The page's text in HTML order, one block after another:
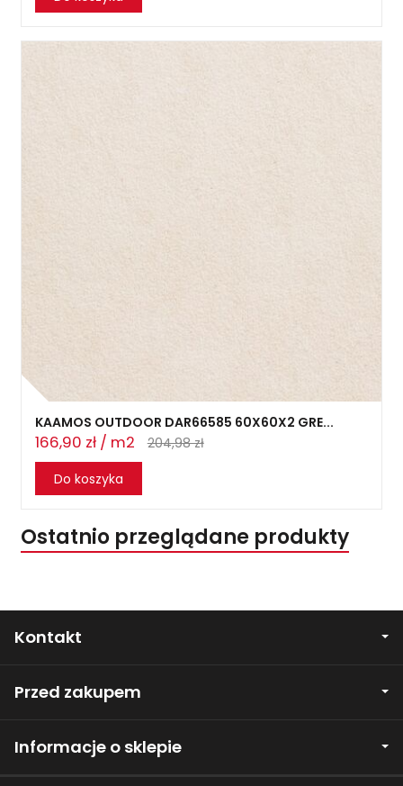
KAAMOS OUTDOOR DAR66585 60X60X2 GRE...
166,90 zł / m2
204,98 zł
Do koszyka
Ostatnio przeglądane produkty
Kontakt
Przed zakupem
Informacje o sklepie